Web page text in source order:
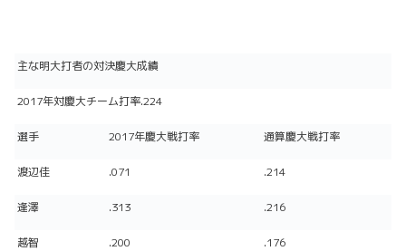
主な明大打者の対決慶大成績
2017年対慶大チーム打率.224
選手 2017年慶大戦打率 通算慶大戦打率
渡辺佳 .071 .214
逢澤 .313 .216
越智 .200 .176